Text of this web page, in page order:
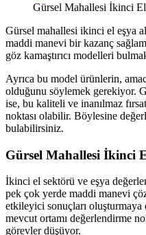
Gürsel Mahallesi İkinci
Gürsel mahallesi ikinci el eşya
maddi manevi bir kazanç
göz kamaştırıcı modelleri
Ayrıca bu model ürünlerin,
olduğunu söylemek gerekiyor.
ise, bu kaliteli ve inanılmaz
noktası olabilir. Böylesine
bulabilirsiniz.
Gürsel Mahallesi İkinci
İkinci el sektörü ve eşya
pek çok yerde maddi manevi
etkileyici sonuçları
mevcut ortamı değerlendirme
görevler düşüyor.